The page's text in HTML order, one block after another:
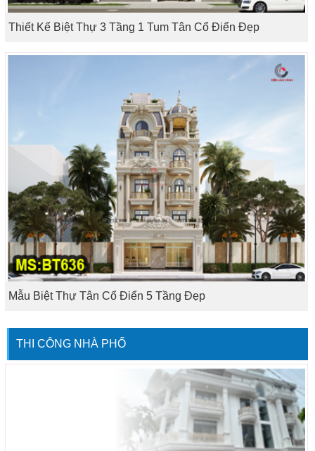
Thiết Kế Biệt Thự 3 Tầng 1 Tum Tân Cổ Điển Đẹp
Mẫu Biệt Thự Tân Cổ Điển 5 Tầng Đẹp
THI CÔNG NHÀ PHỐ